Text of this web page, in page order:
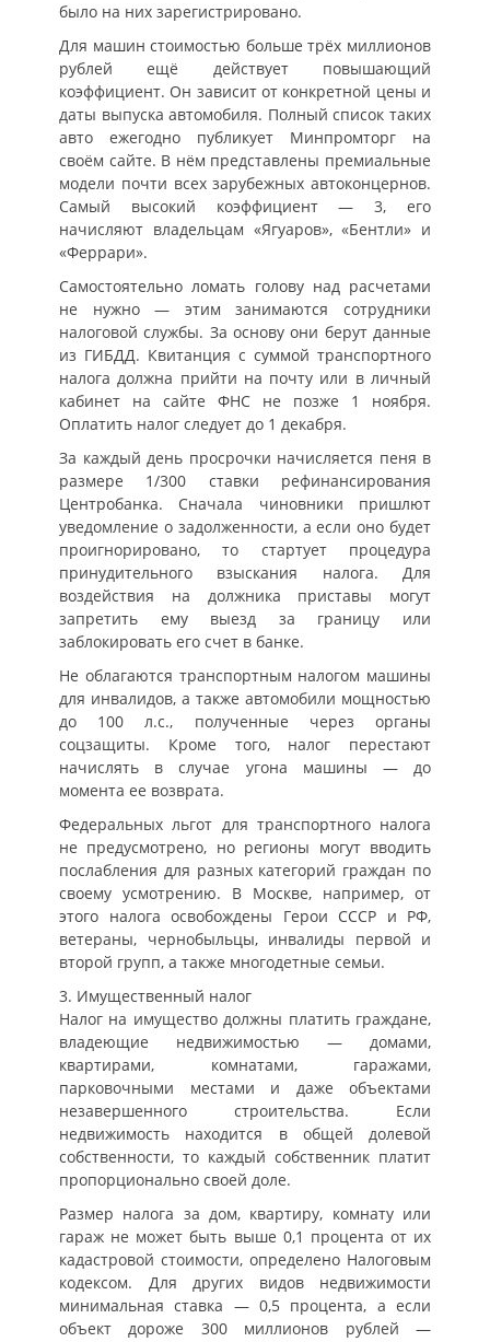
было на них зарегистрировано.
Для машин стоимостью больше трёх миллионов
рублей ещё действует повышающий
коэффициент. Он зависит от конкретной цены и
даты выпуска автомобиля. Полный список таких
авто ежегодно публикует Минпромторг на
своём сайте. В нём представлены премиальные
модели почти всех зарубежных автоконцернов.
Самый высокий коэффициент — 3, его
начисляют владельцам «Ягуаров», «Бентли» и
«Феррари».
Самостоятельно ломать голову над расчетами
не нужно — этим занимаются сотрудники
налоговой службы. За основу они берут данные
из ГИБДД. Квитанция с суммой транспортного
налога должна прийти на почту или в личный
кабинет на сайте ФНС не позже 1 ноября.
Оплатить налог следует до 1 декабря.
За каждый день просрочки начисляется пеня в
размере 1/300 ставки рефинансирования
Центробанка. Сначала чиновники пришлют
уведомление о задолженности, а если оно будет
проигнорировано, то стартует процедура
принудительного взыскания налога. Для
воздействия на должника приставы могут
запретить ему выезд за границу или
заблокировать его счет в банке.
Не облагаются транспортным налогом машины
для инвалидов, а также автомобили мощностью
до 100 л.с., полученные через органы
соцзащиты. Кроме того, налог перестают
начислять в случае угона машины — до
момента ее возврата.
Федеральных льгот для транспортного налога
не предусмотрено, но регионы могут вводить
послабления для разных категорий граждан по
своему усмотрению. В Москве, например, от
этого налога освобождены Герои СССР и РФ,
ветераны, чернобыльцы, инвалиды первой и
второй групп, а также многодетные семьи.
3. Имущественный налог
Налог на имущество должны платить граждане,
владеющие недвижимостью — домами,
квартирами, комнатами, гаражами,
парковочными местами и даже объектами
незавершенного строительства. Если
недвижимость находится в общей долевой
собственности, то каждый собственник платит
пропорционально своей доле.
Размер налога за дом, квартиру, комнату или
гараж не может быть выше 0,1 процента от их
кадастровой стоимости, определено Налоговым
кодексом. Для других видов недвижимости
минимальная ставка — 0,5 процента, а если
объект дороже 300 миллионов рублей —